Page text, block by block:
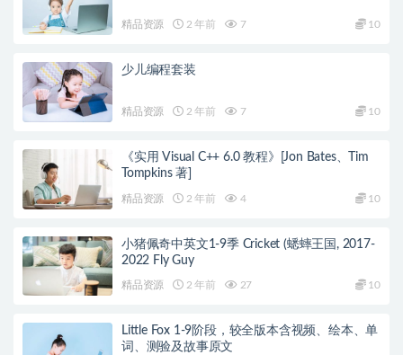
精品资源 2 年前 7 10
少儿编程套装
精品资源 2 年前 7 10
《实用 Visual C++ 6.0 教程》[Jon Bates、Tim
Tompkins 著]
精品资源 2 年前 4 10
小猪佩奇中英文1-9季 Cricket (蟋蟀王国, 2017-
2022 Fly Guy
精品资源 2 年前 27 10
Little Fox 1-9阶段，较全版本含视频、绘本、单
词、测验及故事原文